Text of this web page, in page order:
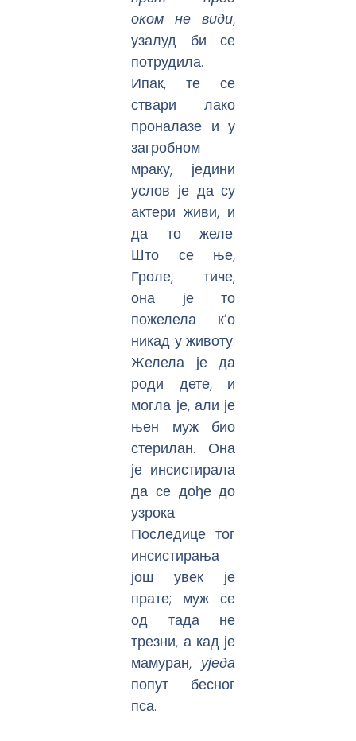
оком не види,
узалуд би се
потрудила.
Ипак, те се
ствари лако
проналазе и у
загробном
мраку, једини
услов је да су
актери живи, и
да то желе.
Што се ње,
Гроле, тиче,
она је то
пожелела к’о
никад у животу.
Желела је да
роди дете, и
могла је, али је
њен муж био
стерилан. Она
је инсистирала
да се дође до
узрока.
Последице тог
инсистирања
још увек је
прате; муж се
од тада не
трезни, а кад је
мамуран, уједа
попут бесног
пса.